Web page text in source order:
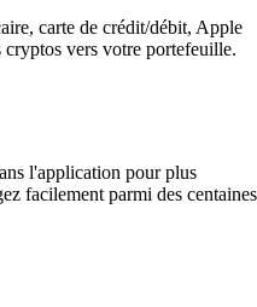
carte de crédit/débit, Apple
vers votre portefeuille.
l'application pour plus
facilement parmi des centaines